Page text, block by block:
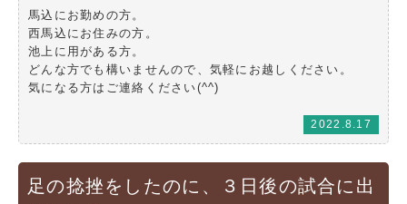
馬込にお勤めの方。
西馬込にお住みの方。
池上に用がある方。
どんな方でも構いませんので、気軽にお越しください。
気になる方はご連絡ください(^^)
2022.8.17
足の捻挫をしたのに、３日後の試合に出